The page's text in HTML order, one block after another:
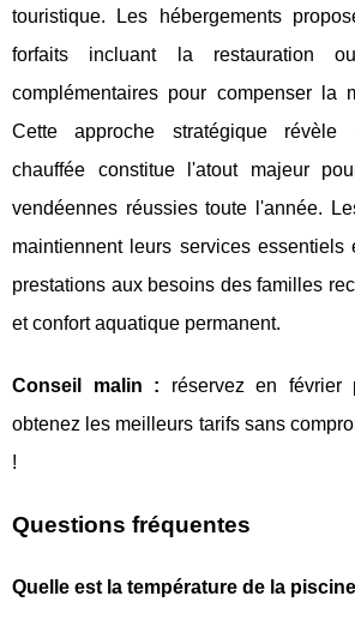
touristique. Les hébergements
forfaits incluant la restauration
complémentaires pour compenser la
Cette approche stratégique
chauffée constitue l'atout majeur
vendéennes réussies toute l'année.
maintiennent leurs services essentiels
prestations aux besoins des familles
et confort aquatique permanent.
Conseil malin : réservez en février
obtenez les meilleurs tarifs sans
!
Questions fréquentes
Quelle est la température de la